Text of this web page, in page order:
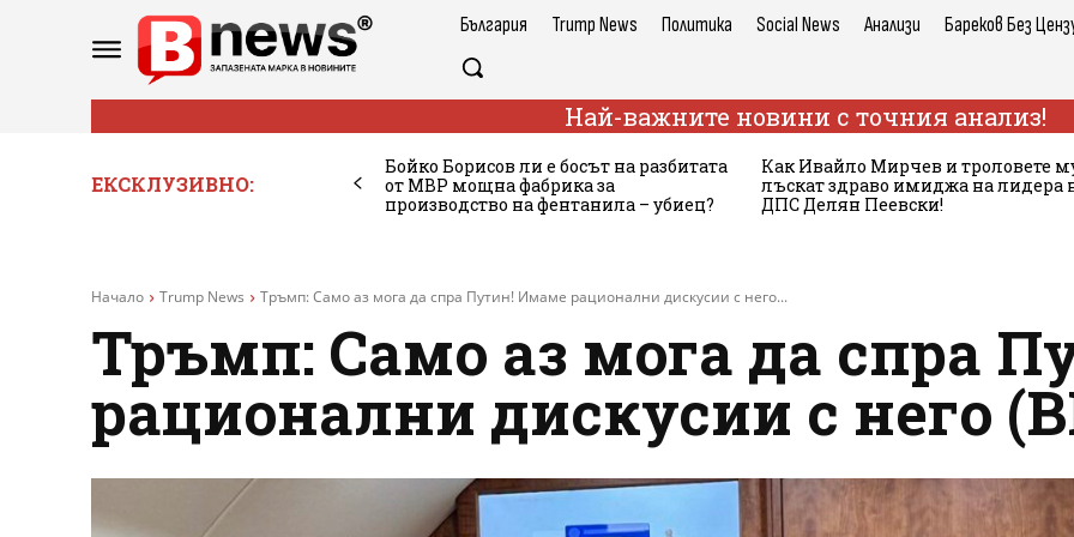
България Trump News Политика Social News Анализи Бареков Без
Най-важните новини с точния анализ!
ЕКСКЛУЗИВНО:
Бойко Борисов ли е босът на разбитата
от МВР мощна фабрика за
производство на фентанила – убиец?
Как Ивайло Мирчев и троловете
лъскат здраво имиджа на лидера
ДПС Делян Пеевски!
Начало Trump News Тръмп: Само аз мога да спра Путин! Имаме рационални дискусии с него...
Тръмп: Само аз мога да спра
рационални дискусии с него